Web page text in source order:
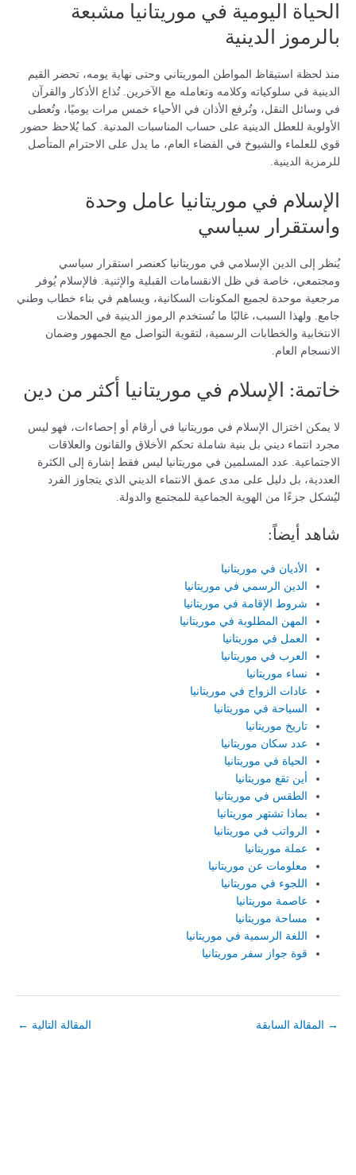
الحياة اليومية في موريتانيا مشبعة
بالرموز الدينية
منذ لحظة استيقاظ المواطن الموريتاني وحتى نهاية يومه، تحضر القيم
الدينية في سلوكياته وكلامه وتعامله مع الآخرين. تُذاع الأذكار والقرآن
في وسائل النقل، وتُرفع الأذان في الأحياء خمس مرات يوميًا، وتُعطى
الأولوية للعطل الدينية على حساب المناسبات المدنية. كما يُلاحظ حضور
قوي للعلماء والشيوخ في الفضاء العام، ما يدل على الاحترام المتأصل
للرمزية الدينية.
الإسلام في موريتانيا عامل وحدة
واستقرار سياسي
يُنظر إلى الدين الإسلامي في موريتانيا كعنصر استقرار سياسي
ومجتمعي، خاصة في ظل الانقسامات القبلية والإثنية. فالإسلام يُوفر
مرجعية موحدة لجميع المكونات السكانية، ويساهم في بناء خطاب وطني
جامع. ولهذا السبب، غالبًا ما تُستخدم الرموز الدينية في الحملات
الانتخابية والخطابات الرسمية، لتقوية التواصل مع الجمهور وضمان
الانسجام العام.
خاتمة: الإسلام في موريتانيا أكثر من دين
لا يمكن اختزال الإسلام في موريتانيا في أرقام أو إحصاءات، فهو ليس
مجرد انتماء ديني بل بنية شاملة تحكم الأخلاق والقانون والعلاقات
الاجتماعية. عدد المسلمين في موريتانيا ليس فقط إشارة إلى الكثرة
العددية، بل دليل على مدى عمق الانتماء الديني الذي يتجاوز الفرد
ليُشكل جزءًا من الهوية الجماعية للمجتمع والدولة.
شاهد أيضاً:
الأديان في موريتانيا
الدين الرسمي في موريتانيا
شروط الإقامة في موريتانيا
المهن المطلوبة في موريتانيا
العمل في موريتانيا
العرب في موريتانيا
نساء موريتانيا
عادات الزواج في موريتانيا
السياحة في موريتانيا
تاريخ موريتانيا
عدد سكان موريتانيا
الحياة في موريتانيا
أين تقع موريتانيا
الطقس في موريتانيا
بماذا تشتهر موريتانيا
الرواتب في موريتانيا
عملة موريتانيا
معلومات عن موريتانيا
اللجوء في موريتانيا
عاصمة موريتانيا
مساحة موريتانيا
اللغة الرسمية في موريتانيا
قوة جواز سفر موريتانيا
→ المقالة السابقة المقالة التالية ←